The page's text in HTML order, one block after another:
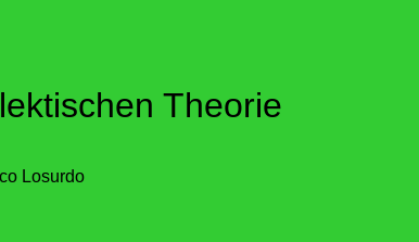
Theorie
Losurdo